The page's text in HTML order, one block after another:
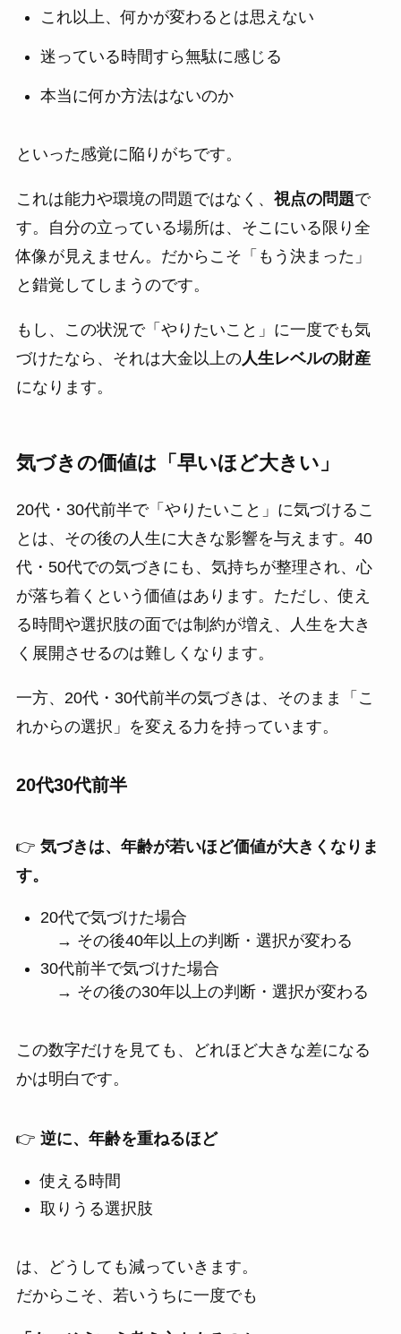
これ以上、何かが変わるとは思えない
迷っている時間すら無駄に感じる
本当に何か方法はないのか
といった感覚に陥りがちです。
これは能力や環境の問題ではなく、 視点の問題で
す。自分の立っている場所は、そこにいる限り全
体像が見えません。だからこそ「もう決まった」
と錯覚してしまうのです。
もし、この状況で「やりたいこと」に一度でも気
づけたなら、それは大金以上の人生レベルの財産
になります。
気づきの価値は「早いほど大きい」
20代・30代前半で「やりたいこと」に気づけるこ
とは、その後の人生に大きな影響を与えます。40
代・50代での気づきにも、気持ちが整理され、心
が落ち着くという価値はあります。ただし、使え
る時間や選択肢の面では制約が増え、人生を大き
く展開させるのは難しくなります。
一方、20代・30代前半の気づきは、そのまま「こ
れからの選択」を変える力を持っています。
20代30代前半
👉 気づきは、年齢が若いほど価値が大きくなりま
す。
20代で気づけた場合
→ その後40年以上の判断・選択が変わる
30代前半で気づけた場合
→ その後の30年以上の判断・選択が変わる
この数字だけを見ても、どれほど大きな差になる
かは明白です。
👉 逆に、年齢を重ねるほど
使える時間
取りうる選択肢
は、どうしても減っていきます。
だからこそ、若いうちに一度でも